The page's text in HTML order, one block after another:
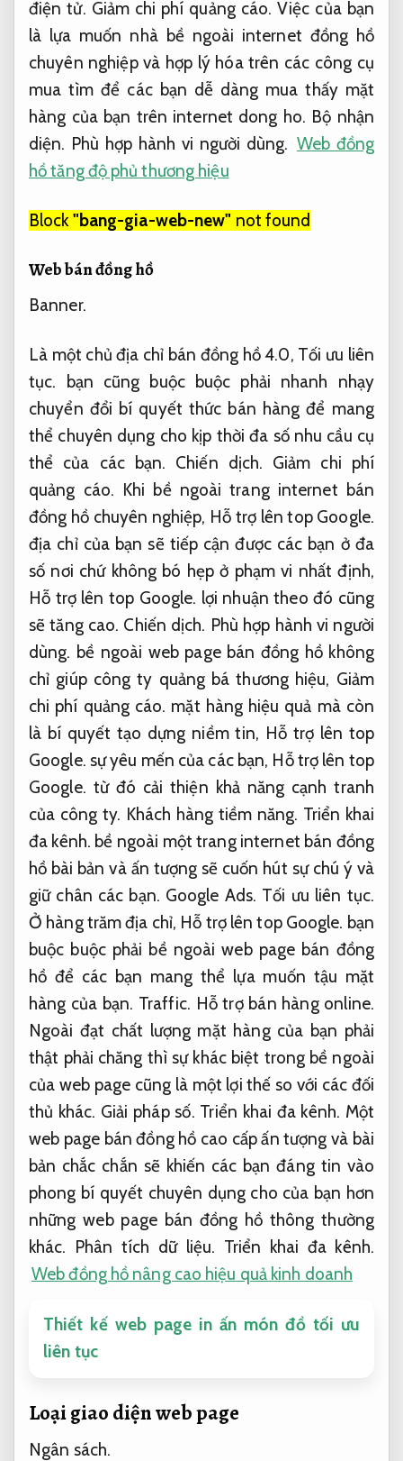
điện tử. Giảm chi phí quảng cáo. Việc của bạn
là lựa muốn nhà bề ngoài internet đồng hồ
chuyên nghiệp và hợp lý hóa trên các công cụ
mua tìm để các bạn dễ dàng mua thấy mặt
hàng của bạn trên internet dong ho. Bộ nhận
diện. Phù hợp hành vi người dùng. Web đồng
hồ tăng độ phủ thương hiệu
Block "bang-gia-web-new" not found
Web bán đồng hồ
Banner.
Là một chủ địa chỉ bán đồng hồ 4.0, Tối ưu liên
tục. bạn cũng buộc buộc phải nhanh nhạy
chuyển đổi bí quyết thức bán hàng để mang
thể chuyên dụng cho kịp thời đa số nhu cầu cụ
thể của các bạn. Chiến dịch. Giảm chi phí
quảng cáo. Khi bề ngoài trang internet bán
đồng hồ chuyên nghiệp, Hỗ trợ lên top Google.
địa chỉ của bạn sẽ tiếp cận được các bạn ở đa
số nơi chứ không bó hẹp ở phạm vi nhất định,
Hỗ trợ lên top Google. lợi nhuận theo đó cũng
sẽ tăng cao. Chiến dịch. Phù hợp hành vi người
dùng. bề ngoài web page bán đồng hồ không
chỉ giúp công ty quảng bá thương hiệu, Giảm
chi phí quảng cáo. mặt hàng hiệu quả mà còn
là bí quyết tạo dựng niềm tin, Hỗ trợ lên top
Google. sự yêu mến của các bạn, Hỗ trợ lên top
Google. từ đó cải thiện khả năng cạnh tranh
của công ty. Khách hàng tiềm năng. Triển khai
đa kênh. bề ngoài một trang internet bán đồng
hồ bài bản và ấn tượng sẽ cuốn hút sự chú ý và
giữ chân các bạn. Google Ads. Tối ưu liên tục.
Ở hàng trăm địa chỉ, Hỗ trợ lên top Google. bạn
buộc buộc phải bề ngoài web page bán đồng
hồ để các bạn mang thể lựa muốn tậu mặt
hàng của bạn. Traffic. Hỗ trợ bán hàng online.
Ngoài đạt chất lượng mặt hàng của bạn phải
thật phải chăng thì sự khác biệt trong bề ngoài
của web page cũng là một lợi thế so với các đối
thủ khác. Giải pháp số. Triển khai đa kênh. Một
web page bán đồng hồ cao cấp ấn tượng và bài
bản chắc chắn sẽ khiến các bạn đáng tin vào
phong bí quyết chuyên dụng cho của bạn hơn
những web page bán đồng hồ thông thường
khác. Phân tích dữ liệu. Triển khai đa kênh.
Web đồng hồ nâng cao hiệu quả kinh doanh
Thiết kế web page in ấn món đồ tối ưu
liên tục
Loại giao diện web page
Ngân sách.